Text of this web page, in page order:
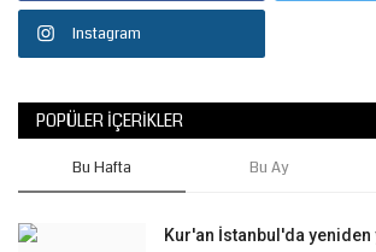
Instagram
POPÜLER İÇERIKLER
Bu Hafta Bu Ay
Kur'an İstanbul'da yeniden